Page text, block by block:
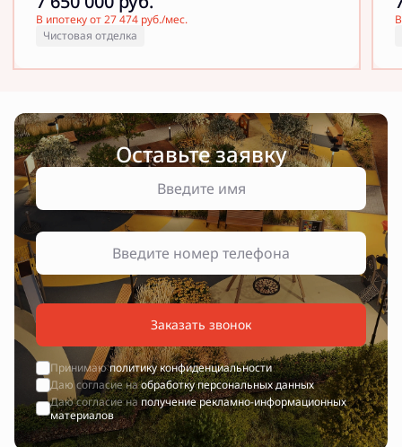
В ипотеку от 27 474 руб./мес.
Чистовая отделка
Оставьте заявку
Заказать звонок
Принимаюполитику конфиденциальности
Даю согласие наобработку персональных данных
Даю согласие наполучение рекламно-информационных
материалов